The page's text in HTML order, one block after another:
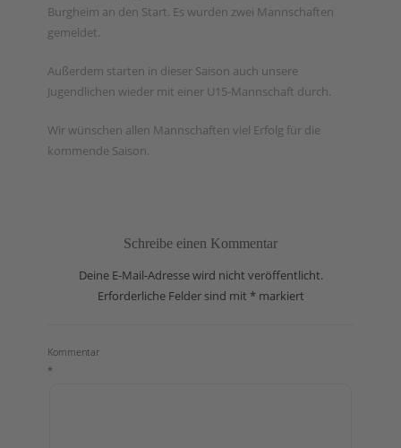
Burgheim an den Start. Es wurden zwei Mannschaften
gemeldet.
Außerdem starten in dieser Saison auch unsere
Jugendlichen wieder mit einer U15-Mannschaft durch.
Wir wünschen allen Mannschaften viel Erfolg für die
kommende Saison.
Schreibe einen Kommentar
Deine E-Mail-Adresse wird nicht veröffentlicht.
Erforderliche Felder sind mit *markiert
Kommentar
*